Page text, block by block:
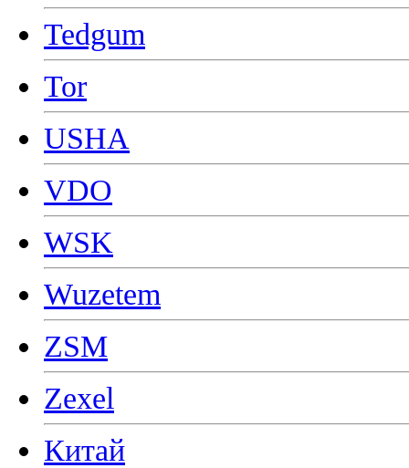
Tedgum
Tor
USHA
VDO
WSK
Wuzetem
ZSM
Zexel
Китай